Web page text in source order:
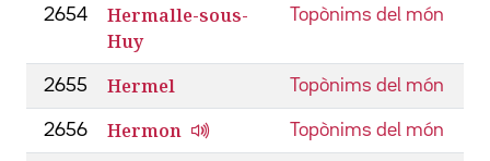
2654
Hermalle-sous-
Huy
Topònims del món
2655 Hermel Topònims del món
2656 Hermon Topònims del món